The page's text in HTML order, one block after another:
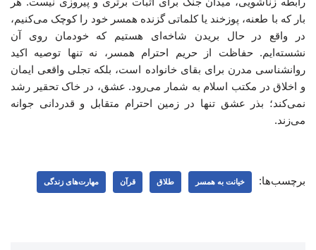
بار که با طعنه، پوزخند یا کلماتی گزنده همسر خود را کوچک می‌کنیم،
در واقع در حال بریدن شاخه‌ای هستیم که خودمان روی آن
نشسته‌ایم. حفاظت از حریم احترام همسر، نه تنها توصیه اکید
روانشناسی مدرن برای بقای خانواده است، بلکه تجلی واقعی ایمان
و اخلاق در مکتب اسلام به شمار می‌رود. عشق، در خاک تحقیر رشد
نمی‌کند؛ بذر عشق تنها در زمین احترام متقابل و قدردانی جوانه
می‌زند.
برچسب‌ها: خیانت به همسر طلاق قرآن مهارت‌های زندگی